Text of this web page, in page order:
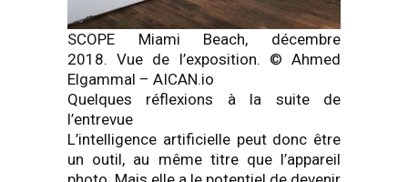
SCOPE Miami Beach, décembre
2018. Vue de l’exposition. © Ahmed
Elgammal – AICAN.io
Quelques réflexions à la suite de
l’entrevue
L’intelligence artificielle peut donc être
un outil, au même titre que l’appareil